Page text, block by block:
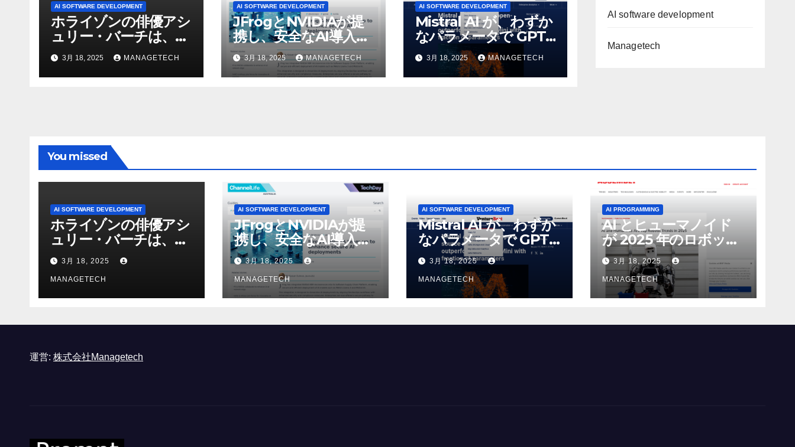
AI SOFTWARE DEVELOPMENT
ホライゾンの俳優アシ
ュリー・バーチは、ソ
ニーのAIアロイのビデ
オを見て「ゲームパフ
ォーマンスという芸術
3月 18, 2025 MANAGETECH
AI SOFTWARE DEVELOPMENT
JFrogとNVIDIAが提
携し、安全なAI導入を
強化
3月 18, 2025 MANAGETECH
AI SOFTWARE DEVELOPMENT
Mistral AI が、わずか
なパラメータで GPT-
4o Mini を上回る新し
いオープンソース モ
デルをリリース |
3月 18, 2025 MANAGETECH
AI software development
Managetech
You missed
AI SOFTWARE DEVELOPMENT
ホライゾンの俳優アシ
ュリー・バーチは、ソ
ニーのAIアロイのビデ
オを見て「ゲームパフ
ォーマンスという芸術
形式に不安を感じた」
3月 18, 2025
MANAGETECH
AI SOFTWARE DEVELOPMENT
JFrogとNVIDIAが提
携し、安全なAI導入を
強化
3月 18, 2025
MANAGETECH
AI SOFTWARE DEVELOPMENT
Mistral AI が、わずか
なパラメータで GPT-
4o Mini を上回る新し
いオープンソース モ
デルをリリース |
VentureBeat
3月 18, 2025
MANAGETECH
AI PROGRAMMING
AI とヒューマノイド
が 2025 年のロボット
のトップトレンドに |
ASSEMBLY
3月 18, 2025
MANAGETECH
運営: 株式会社Managetech